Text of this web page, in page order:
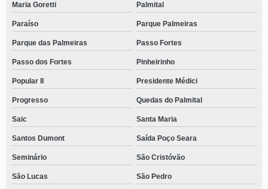
Maria Goretti Palmital
Paraíso Parque Palmeiras
Parque das Palmeiras Passo Fortes
Passo dos Fortes Pinheirinho
Popular II Presidente Médici
Progresso Quedas do Palmital
Saic Santa Maria
Santos Dumont Saída Poço Seara
Seminário São Cristóvão
São Lucas São Pedro